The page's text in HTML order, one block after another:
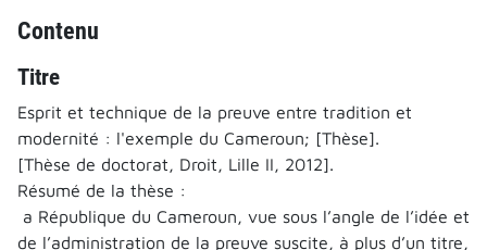
Contenu
Titre
Esprit et technique de la preuve entre tradition et
modernité : l'exemple du Cameroun; [Thèse].
[Thèse de doctorat, Droit, Lille II, 2012].
Résumé de la thèse :
a République du Cameroun, vue sous l’angle de l’idée et
de l’administration de la preuve suscite, à plus d’un titre,